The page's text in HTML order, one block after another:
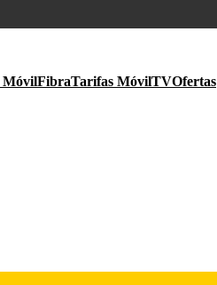
MóvilFibraTarifas MóvilTVOfertas